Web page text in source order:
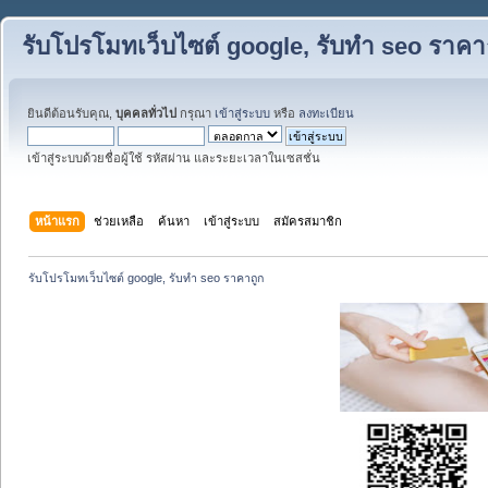
รับโปรโมทเว็บไซต์ google, รับทำ seo ราค
ยินดีต้อนรับคุณ, บุคคลทั่วไป กรุณา เข้าสู่ระบบ หรือ ลงทะเบียน
เข้าสู่ระบบด้วยชื่อผู้ใช้ รหัสผ่าน และระยะเวลาในเซสชั่น
หน้าแรก ช่วยเหลือ ค้นหา เข้าสู่ระบบ สมัครสมาชิก
รับโปรโมทเว็บไซต์ google, รับทำ seo ราคาถูก